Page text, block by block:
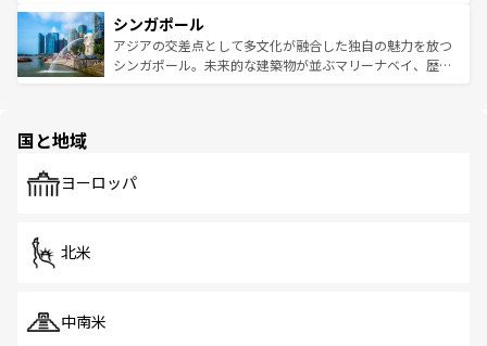
参照してほしい。
激する。気候は一年中温暖で、どの季節にも異なる楽しみ
が待っている。親しみやすいタイの人々、仏教を中心とし
た文化、そして多様な観光資源が、訪れる旅人を魅了し続
み、どこを訪れても感動するはず。観光スポットが密集し
ており、効率よく見どころを回れるのも魅力。息をのむよ
うな絶景から文化的な体験まで、香港を存分に楽しみ尽く
シンガポール
アジアの交差点として多文化が融合した独自の魅力を放つ
シンガポール。未来的な建築物が並ぶマリーナベイ、歴史
で、ホーカーズは地元の風情を楽しめる外せないスポット
国と地域
ヨーロッパ
北米
中南米